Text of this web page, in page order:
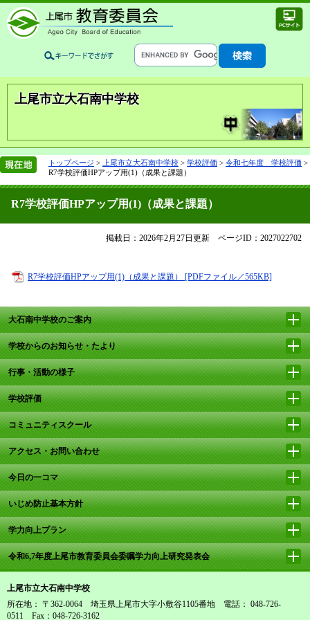
上尾市立大石南中学校
トップページ > 上尾市立大石南中学校 > 学校評価 > 令和七年度 学校評価 >
R7学校評価HPアップ用(1)（成果と課題）
R7学校評価HPアップ用(1)（成果と課題）
掲載日：2026年2月27日更新 ページID：2027022702
R7学校評価HPアップ用(1)（成果と課題） [PDFファイル／565KB]
大石南中学校のご案内
学校からのお知らせ・たより
行事・活動の様子
学校評価
コミュニティスクール
アクセス・お問い合わせ
今日の一コマ
いじめ防止基本方針
学力向上プラン
令和6,7年度上尾市教育委員会委嘱学力向上研究発表会
上尾市立大石南中学校
所在地： 〒362-0064 埼玉県上尾市大字小敷谷1105番地 電話： 048‐726‐
0511 Fax：048-726-3162